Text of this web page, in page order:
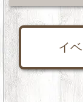
イ